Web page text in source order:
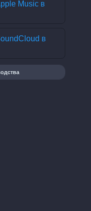
Music в
в